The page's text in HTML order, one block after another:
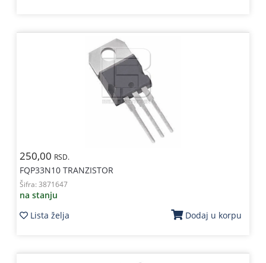
250,00 RSD.
FQP33N10 TRANZISTOR
Šifra: 3871647
na stanju
Lista želja
Dodaj u korpu